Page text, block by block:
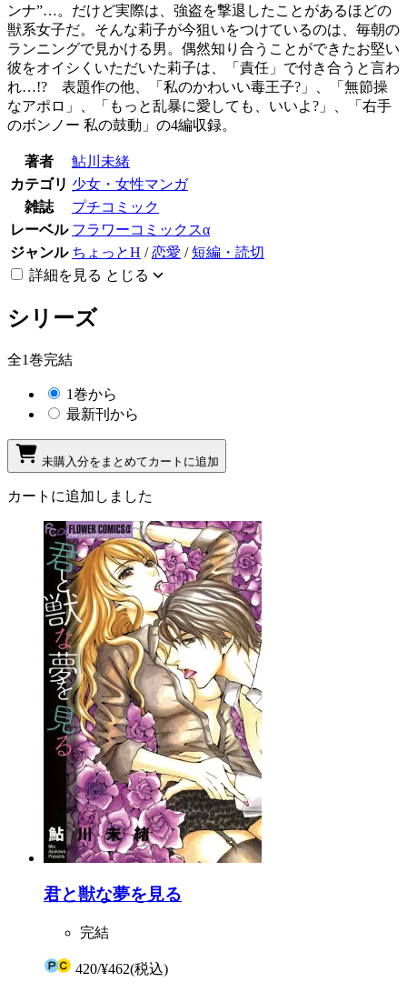
ンナ”…。だけど実際は、強盗を撃退したことがあるほどの
獣系女子だ。そんな莉子が今狙いをつけているのは、毎朝の
ランニングで見かける男。偶然知り合うことができたお堅い
彼をオイシくいただいた莉子は、「責任」で付き合うと言わ
れ…!? 表題作の他、「私のかわいい毒王子?」、「無節操
なアポロ」、「もっと乱暴に愛しても、いいよ?」、「右手
のボンノー 私の鼓動」の4編収録。
著者
鮎川未緒
カテゴリ 少女・女性マンガ
雑誌
プチコミック
レーベル フラワーコミックスα
ジャンル ちょっとH /恋愛 /短編・読切
詳細を見る とじる
シリーズ
全1巻完結
1巻から
最新刊から
未購入分をまとめてカートに追加
カートに追加しました
君と獣な夢を見る
完結
420/¥462(税込)